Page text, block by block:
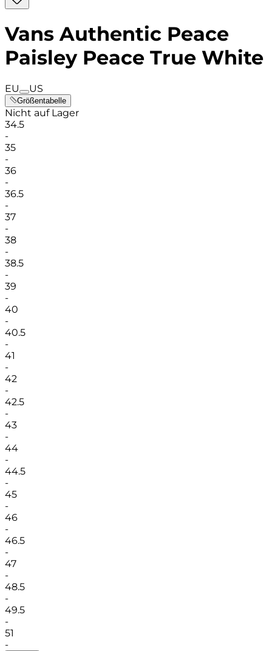
Vans Authentic Peace
Paisley Peace True White
EU US
Größentabelle
Nicht auf Lager
34.5
-
35
-
36
-
36.5
-
37
-
38
-
38.5
-
39
-
40
-
40.5
-
41
-
42
-
42.5
-
43
-
44
-
44.5
-
45
-
46
-
46.5
-
47
-
48.5
-
49.5
-
51
-